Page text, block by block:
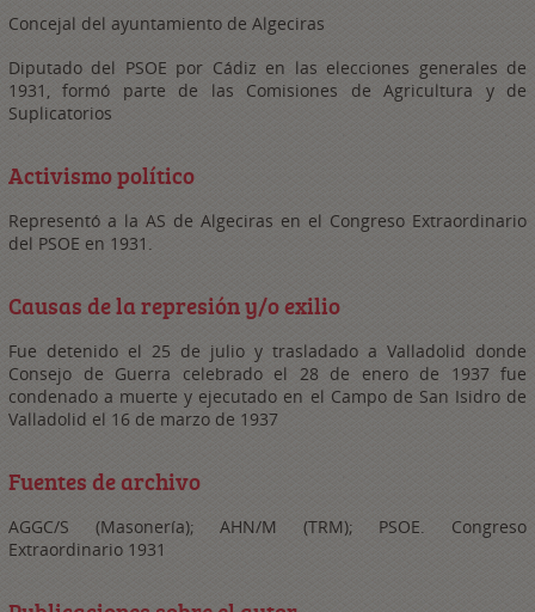
Concejal del ayuntamiento de Algeciras
Diputado del PSOE por Cádiz en las elecciones generales de
1931, formó parte de las Comisiones de Agricultura y de
Suplicatorios
Activismo político
Representó a la AS de Algeciras en el Congreso Extraordinario
del PSOE en 1931.
Causas de la represión y/o exilio
Fue detenido el 25 de julio y trasladado a Valladolid donde
Consejo de Guerra celebrado el 28 de enero de 1937 fue
condenado a muerte y ejecutado en el Campo de San Isidro de
Valladolid el 16 de marzo de 1937
Fuentes de archivo
AGGC/S (Masonería); AHN/M (TRM); PSOE. Congreso
Extraordinario 1931